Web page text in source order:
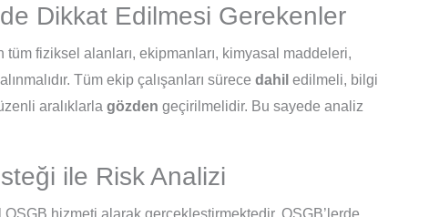
Dikkat Edilmesi Gerekenler
tüm fiziksel alanları, ekipmanları, kimyasal maddeleri,
Tüm ekip çalışanları sürece dahil edilmeli, bilgi
aralıklarla gözden geçirilmelidir. Bu sayede analiz
ile Risk Analizi
hizmeti alarak gerçekleştirmektedir. OSGB’lerde